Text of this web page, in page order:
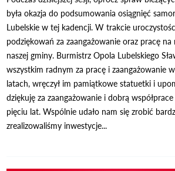
była okazja do podsumowania osiągnięć
Lubelskie w tej kadencji. W trakcie
podziękowań za zaangażowanie oraz pracę na
naszej gminy. Burmistrz Opola Lubelskiego
wszystkim radnym za pracę i zaangażowanie
latach, wręczył im pamiątkowe statuetki i
dziękuję za zaangażowanie i dobrą
pięciu lat. Wspólnie udało nam się zrobić
zrealizowaliśmy inwestycje...